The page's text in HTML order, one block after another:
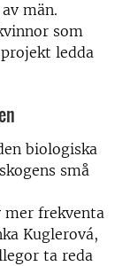
män.
som
ledda
biologiska
små
frekventa
Kuglerová,
ta reda